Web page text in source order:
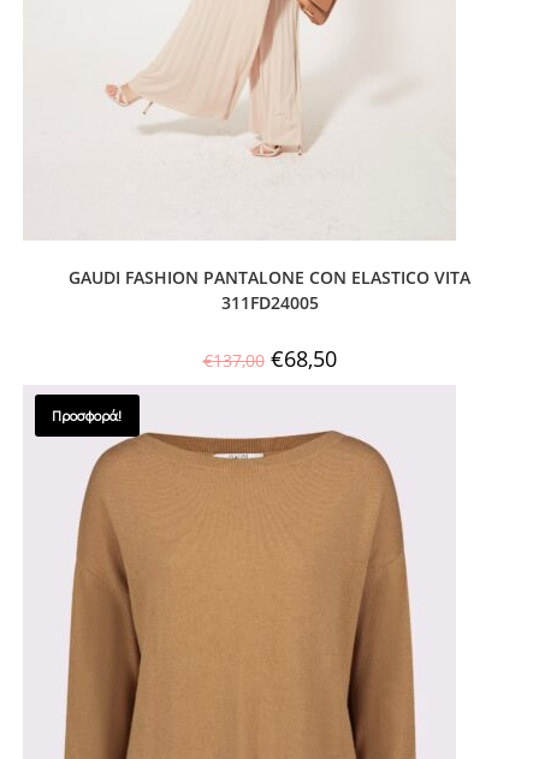
GAUDI FASHION PANTALONE CON ELASTICO VITA
311FD24005
€137,00 €68,50
SALES !
Προσφορά!